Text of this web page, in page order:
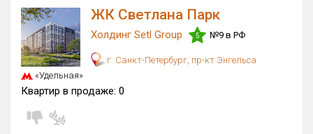
ЖК Светлана Парк
Холдинг Setl Group 5 №9 в РФ
г. Санкт-Петербург, пр-кт Энгельса
«Удельная»
Квартир в продаже: 0